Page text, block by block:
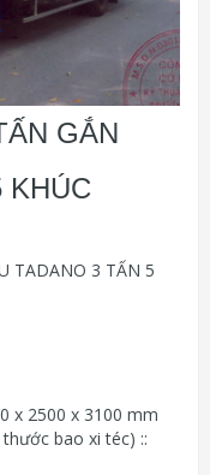
GẮN
KHÚC
TADANO 3 TẤN 5
x 2500 x 3100 mm
bao xi téc) ::